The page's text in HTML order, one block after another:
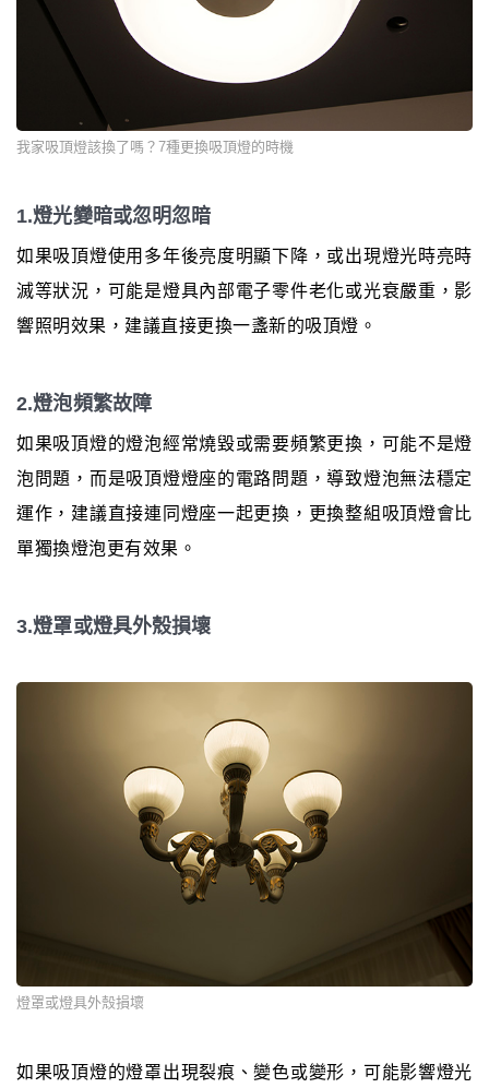
我家吸頂燈該換了嗎？7種更換吸頂燈的時機
1.燈光變暗或忽明忽暗
如果吸頂燈使用多年後亮度明顯下降，或出現燈光時亮時
滅等狀況，可能是燈具內部電子零件老化或光衰嚴重，影
響照明效果，建議直接更換一盞新的吸頂燈。
2.燈泡頻繁故障
如果吸頂燈的燈泡經常燒毀或需要頻繁更換，可能不是燈
泡問題，而是吸頂燈燈座的電路問題，導致燈泡無法穩定
運作，建議直接連同燈座一起更換，更換整組吸頂燈會比
單獨換燈泡更有效果。
3.燈罩或燈具外殼損壞
燈罩或燈具外殼損壞
如果吸頂燈的燈罩出現裂痕、變色或變形，可能影響燈光